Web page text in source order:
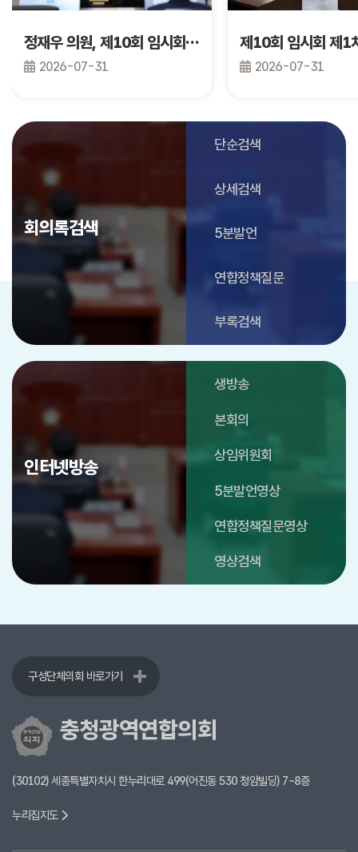
정재우 의원, 제10회 임시회 제2차 본회의 건의안 발의
2026-07-31 2026-07-31
회의록검색
단순검색
상세검색
5분발언
연합정책질문
부록검색
인터넷방송
생방송
본회의
상임위원회
5분발언영상
연합정책질문영상
영상검색
구성단체의회 바로가기
충청광역연합의회
(30102) 세종특별자치시 한누리대로 499(어진동 530 청암빌딩) 7~8층
누리집지도